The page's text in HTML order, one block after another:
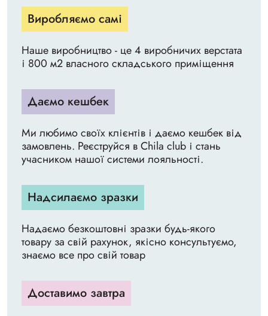
Виробляємо самі
Наше виробництво - це 4 виробничих верстата
і 800 м2 власного складського приміщення
Даємо кешбек
Ми любимо своїх клієнтів і даємо кешбек від
замовлень. Реєструйся в Chila club і стань
учасником нашої системи лояльності.
Надсилаємо зразки
Надаємо безкоштовні зразки будь-якого
товару за свій рахунок, якісно консультуємо,
знаємо все про свій товар
Доставимо завтра